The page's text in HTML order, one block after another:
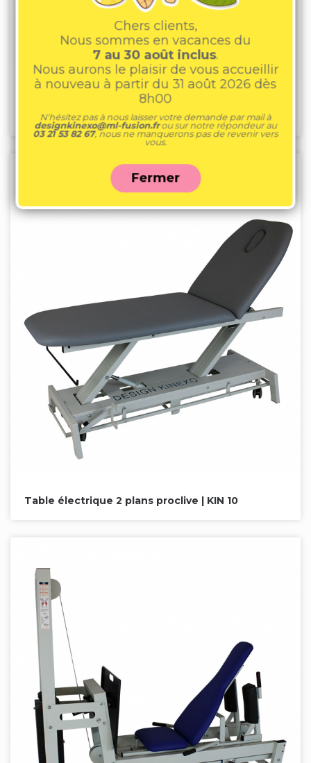
Presse latérale dossier réglable 80, 100 ou 120kg
| PRE752, PRE753 ou PRE754
Table électrique 2 plans proclive | KIN 10
Chers clients,
Nous sommes en vacances du
7 au 30 août inclus.
Nous aurons le plaisir de vous accueillir
à nouveau à partir du 31 août 2026 dès
8h00
N'hésitez pas à nous laisser votre demande par mail à
designkinexo@ml-fusion.frou sur notre répondeur au
03 21 53 82 67, nous ne manquerons pas de revenir vers
vous.
Fermer